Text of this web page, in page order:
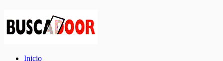
Inicio